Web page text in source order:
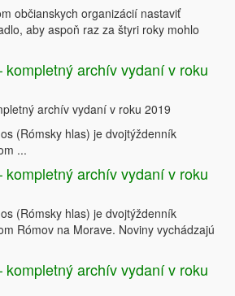
občianskych organizácií nastaviť
aby aspoň raz za štyri roky mohlo
kompletný archív vydaní v roku
archív vydaní v roku 2019
(Rómsky hlas) je dvojtýždenník
...
kompletný archív vydaní v roku
(Rómsky hlas) je dvojtýždenník
Rómov na Morave. Noviny vychádzajú
kompletný archív vydaní v roku